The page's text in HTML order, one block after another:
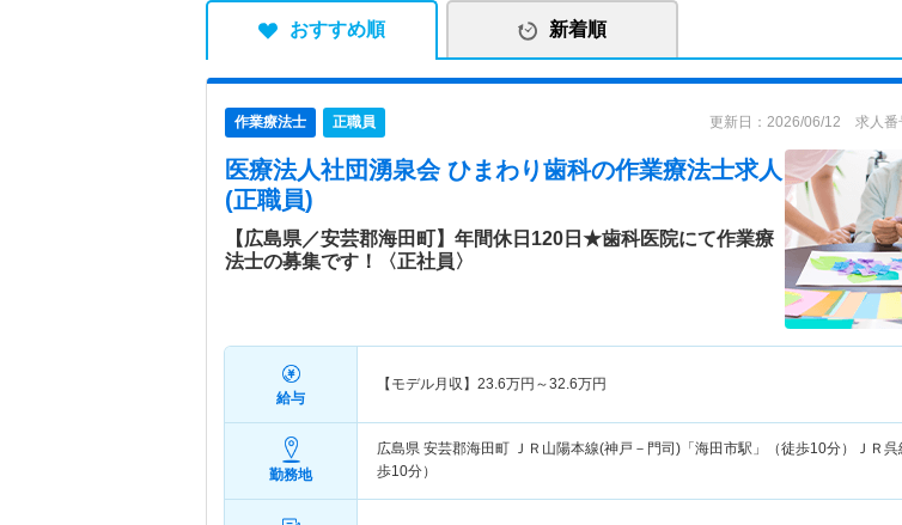
おすすめ順 新着順
作業療法士 正職員 更新日：2026/06/12 求人番
医療法人社団湧泉会 ひまわり歯科の作業療法士求人
(正職員)
【広島県／安芸郡海田町】年間休日120日★歯科医院にて作業療
法士の募集です！〈正社員〉
給与
【モデル月収】 23.6万円～32.6万円
勤務地
広島県 安芸郡海田町 ＪＲ山陽本線(神戸－門司)「海田市駅」（徒歩10分）ＪＲ
歩10分）